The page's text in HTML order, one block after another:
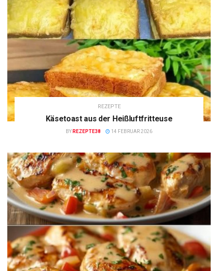
REZEPTE
Käsetoast aus der Heißluftfritteuse
BY REZEPTE38 14 FEBRUAR 2026